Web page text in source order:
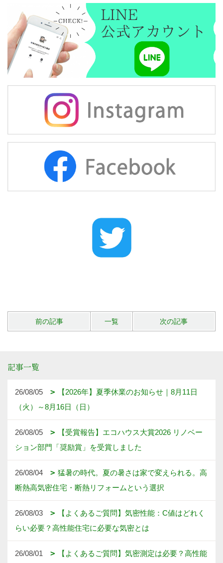
前の記事 一覧 次の記事
記事一覧
26/08/05
【2026年】夏季休業のお知らせ｜8月11日
（火）～8月16日（日）
26/08/05
【受賞報告】エコハウス大賞2026 リノベー
ション部門「奨励賞」を受賞しました
26/08/04
猛暑の時代。夏の暑さは家で変えられる。高
断熱高気密住宅・断熱リフォームという選択
26/08/03
【よくあるご質問】気密性能：C値はどれく
らい必要？高性能住宅に必要な気密とは
26/08/01
【よくあるご質問】気密測定は必要？高性能